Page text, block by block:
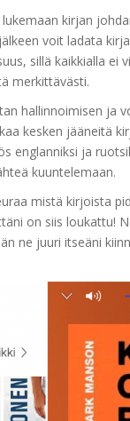
kirjan
voit ladata
sillä kaikkialla ei
merkittävästi.
hallinnoimisen ja
kesken jääneitä
englanniksi ja
kuuntelemaan.
mistä kirjoista
on siis loukattu!
ne juuri itseäni